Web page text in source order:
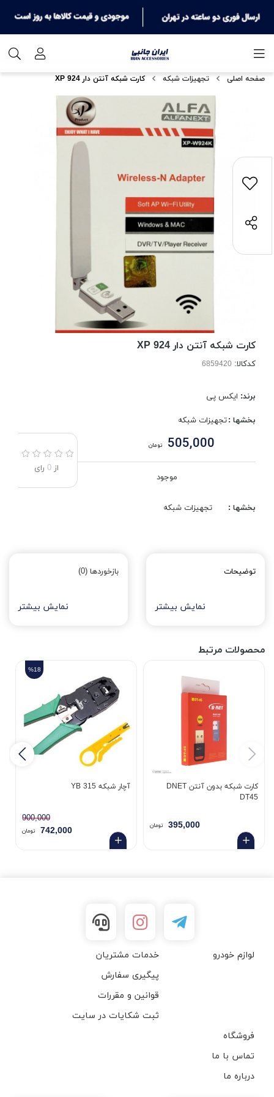
صفحه اصلی تجهیزات شبکه کارت شبکه آنتن دار XP 924
کارت شبکه آنتن دار XP 924
کدکالا:
برند: ایکس پی
بخشها :تجهیزات شبکه
505,000 تومان
موجود
از0 رای
بخشها : تجهیزات شبکه
توضیحات
نمایش بیشتر
بازخوردها (0)
نمایش بیشتر
محصولات مرتبط
کارت شبکه بدون آنتن DNET
DT45
395,000 تومان
آچار شبکه YB 315
900,000
%18
742,000 تومان
لوازم خودرو
خدمات مشتریان
پیگیری سفارش
قوانین و مقررات
ثبت شکایات در سایت
فروشگاه
تماس با ما
درباره ما